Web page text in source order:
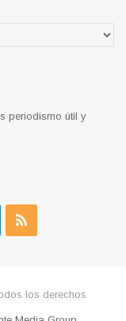
periodismo útil y
RSS
los derechos